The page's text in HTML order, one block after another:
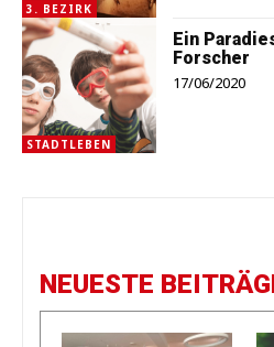
3. BEZIRK
STADTLEBEN
Ein
Forscher
17/06/2020
NEUESTE